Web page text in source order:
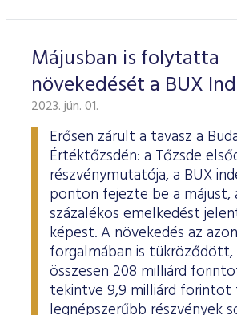
Májusban is folytatta
növekedését a BUX
2023. jún. 01.
Erősen zárult a tavasz a
Értéktőzsdén: a Tőzsde
részvénymutatója, a BUX
ponton fejezte be a májust,
százalékos emelkedést
képest. A növekedés az
forgalmában is
összesen 208 milliárd
tekintve 9,9 milliárd
legnépszerűbb részvények